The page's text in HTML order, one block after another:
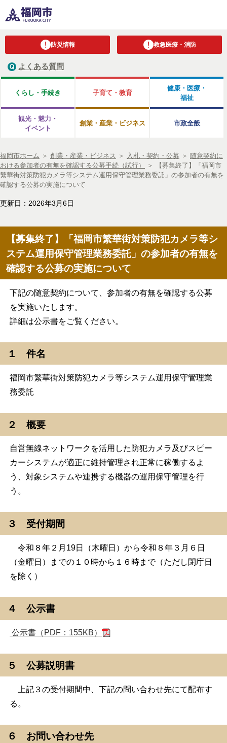
防災情報 救急医療・消防
よくある質問
くらし・手続き 子育て・教育
健康・医療・
福祉
観光・魅力・
イベント
創業・産業・ビジネス 市政全般
福岡市ホーム ＞ 創業・産業・ビジネス ＞ 入札・契約・公募 ＞ 随意契約に
おける参加者の有無を確認する公募手続（試行）
＞
【募集終了】「福岡市
繁華街対策防犯カメラ等システム運用保守管理業務委託」の参加者の有無を
確認する公募の実施について
更新日：2026年3月6日
【募集終了】「福岡市繁華街対策防犯カメラ等シ
ステム運用保守管理業務委託」の参加者の有無を
確認する公募の実施について
下記の随意契約について、参加者の有無を確認する公募
を実施いたします。
詳細は公示書をご覧ください。
１ 件名
福岡市繁華街対策防犯カメラ等システム運用保守管理業
務委託
２ 概要
自営無線ネットワークを活用した防犯カメラ及びスピー
カーシステムが適正に維持管理され正常に稼働するよ
う、対象システムや連携する機器の運用保守管理を行
う。
３ 受付期間
令和８年２月19日（木曜日）から令和８年３月６日
（金曜日）までの１０時から１６時まで（ただし閉庁日
を除く）
４ 公示書
公示書（PDF：155KB）
５ 公募説明書
上記３の受付期間中、下記の問い合わせ先にて配布す
る。
６ お問い合わせ先